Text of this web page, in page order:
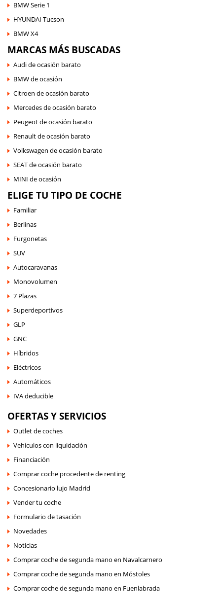
BMW Serie 1
HYUNDAI Tucson
BMW X4
MARCAS MÁS BUSCADAS
Audi de ocasión barato
BMW de ocasión
Citroen de ocasión barato
Mercedes de ocasión barato
Peugeot de ocasión barato
Renault de ocasión barato
Volkswagen de ocasión barato
SEAT de ocasión barato
MINI de ocasión
ELIGE TU TIPO DE COCHE
Familiar
Berlinas
Furgonetas
SUV
Autocaravanas
Monovolumen
7 Plazas
Superdeportivos
GLP
GNC
Híbridos
Eléctricos
Automáticos
IVA deducible
OFERTAS Y SERVICIOS
Outlet de coches
Vehículos con liquidación
Financiación
Comprar coche procedente de renting
Concesionario lujo Madrid
Vender tu coche
Formulario de tasación
Novedades
Noticias
Comprar coche de segunda mano en Navalcarnero
Comprar coche de segunda mano en Móstoles
Comprar coche de segunda mano en Fuenlabrada